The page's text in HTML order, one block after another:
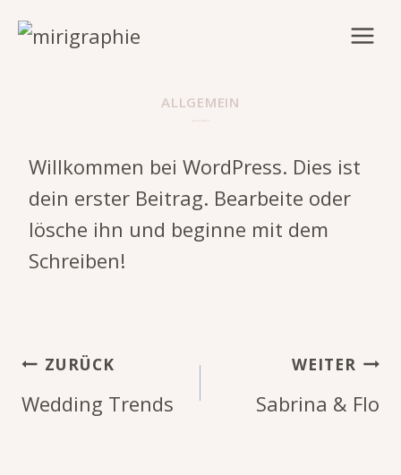
Zum
Inhalt
ALLGEMEIN
Willkommen bei WordPress. Dies ist
dein erster Beitrag. Bearbeite oder
lösche ihn und beginne mit dem
Schreiben!
Beitragsnavigation
ZURÜCK
Wedding Trends
WEITER
Sabrina & Flo